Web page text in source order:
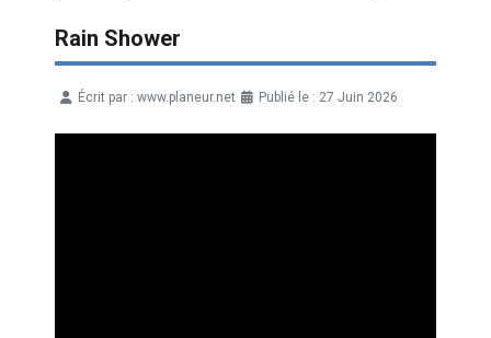
Rain Shower
Écrit par : www.planeur.net Publié le : 27 Juin 2026